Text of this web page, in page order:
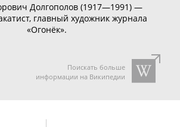
Долгополов (1917—1991) —
, главный художник журнала
«Огонёк».
Поискать больше
информации на Википедии